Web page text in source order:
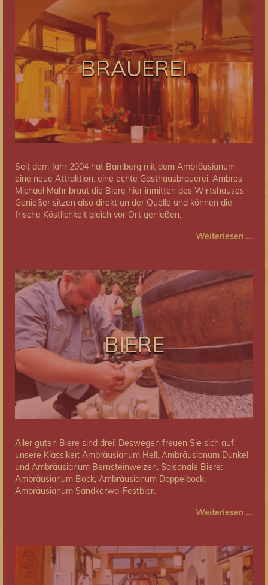
BRAUEREI
Seit dem Jahr 2004 hat Bamberg mit dem Ambräusianum
eine neue Attraktion: eine echte Gasthausbrauerei. Ambros
Michael Mahr braut die Biere hier inmitten des Wirtshauses -
Genießer sitzen also direkt an der Quelle und können die
frische Köstlichkeit gleich vor Ort genießen.
Weiterlesen ...
BIERE
Aller guten Biere sind drei! Deswegen freuen Sie sich auf
unsere Klassiker: Ambräusianum Hell, Ambräusianum Dunkel
und Ambräusianum Bernsteinweizen. Saisonale Biere:
Ambräusianum Bock, Ambräusianum Doppelbock,
Ambräusianum Sandkerwa-Festbier.
Weiterlesen ...